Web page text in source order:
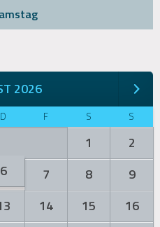
2026
D F S S
1
2
6 7 8
9
14 15
16